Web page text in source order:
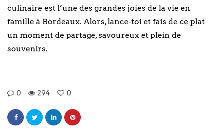
culinaire est l’une des grandes joies de la vie en
famille à Bordeaux. Alors, lance-toi et fais de ce plat
un moment de partage, savoureux et plein de
souvenirs.
0 294 0